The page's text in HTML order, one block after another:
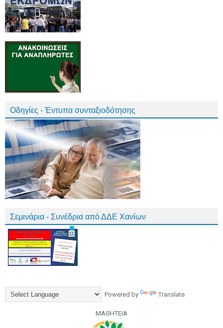
Οδηγίες - Έντυπα συνταξιοδότησης
Σεμινάρια - Συνέδρια από ΔΔΕ Χανίων
Powered by Translate
ΜΑΘΗΤΕΙΑ